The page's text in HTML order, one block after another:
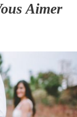
Aimer